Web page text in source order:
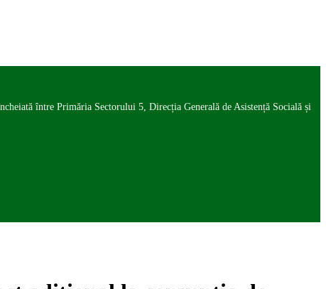
între Primăria Sectorului 5, Direcția Generală de Asistență Socială și